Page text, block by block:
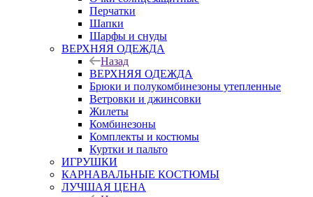
Перчатки
Шапки
Шарфы и снуды
ВЕРХНЯЯ ОДЕЖДА
Назад
ВЕРХНЯЯ ОДЕЖДА
Брюки и полукомбинезоны утепленные
Ветровки и джинсовки
Жилеты
Комбинезоны
Комплекты и костюмы
Куртки и пальто
ИГРУШКИ
КАРНАВАЛЬНЫЕ КОСТЮМЫ
ЛУЧШАЯ ЦЕНА